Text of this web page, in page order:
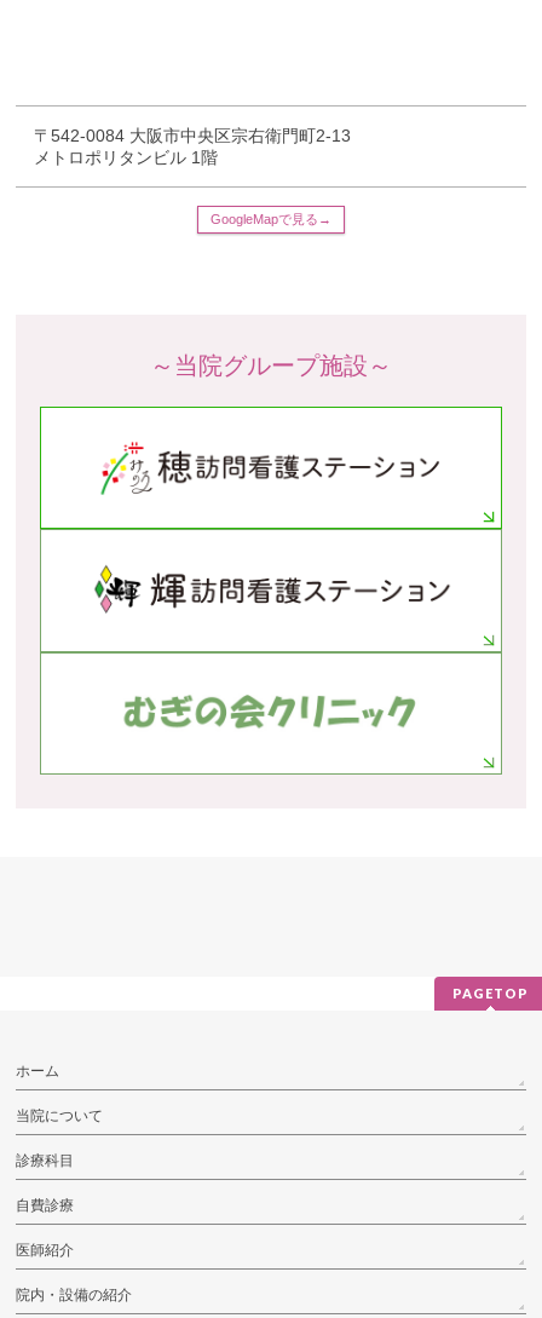
〒542-0084 大阪市中央区宗右衛門町2-13
メトロポリタンビル 1階
GoogleMapで見る→
～当院グループ施設～
PAGETOP
ホーム
当院について
診療科目
自費診療
医師紹介
院内・設備の紹介